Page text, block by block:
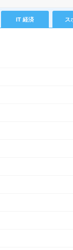
IT 経済 ス